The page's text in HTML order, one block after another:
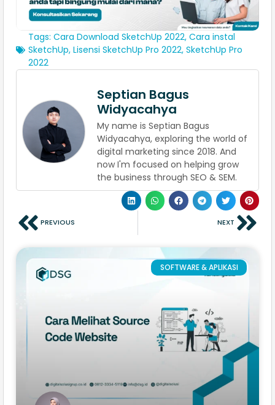
Tags: Cara Download SketchUp 2022, Cara instal
SketchUp, Lisensi SketchUp Pro 2022, SketchUp Pro
2022
Septian Bagus
Widyacahya
My name is Septian Bagus
Widyacahya, exploring the world of
digital marketing since 2018. And
now I'm focused on helping grow
the business through SEO & SEM.
PREVIOUS NEXT
SOFTWARE & APLIKASI